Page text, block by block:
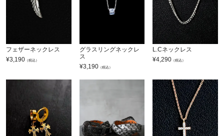
フェザーネックレス
¥3,190 （税込）
グラスリングネックレ
ス
¥3,190（税込）
L.Cネックレス
¥4,290 （税込）